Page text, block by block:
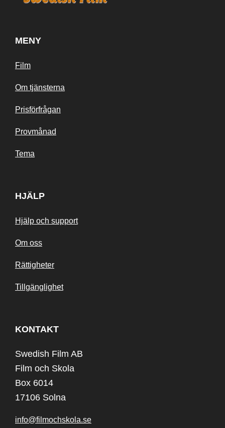
MENY
Film
Om tjänsterna
Prisförfrågan
Provmånad
Tema
HJÄLP
Hjälp och support
Om oss
Rättigheter
Tillgänglighet
KONTAKT
Swedish Film AB
Film och Skola
Box 6014
17106 Solna
info@filmochskola.se